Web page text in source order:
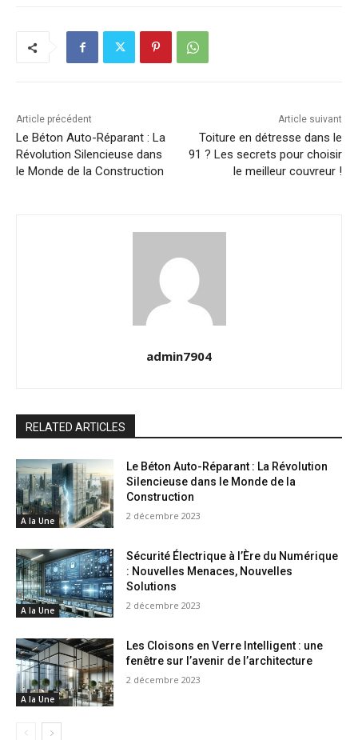
Article précédent
Le Béton Auto-Réparant : La
Révolution Silencieuse dans
le Monde de la Construction
Article suivant
Toiture en détresse dans le
91 ? Les secrets pour choisir
le meilleur couvreur !
admin7904
RELATED ARTICLES
A la Une
Le Béton Auto-Réparant : La Révolution
Silencieuse dans le Monde de la
Construction
2 décembre 2023
A la Une
Sécurité Électrique à l’Ère du Numérique
: Nouvelles Menaces, Nouvelles
Solutions
2 décembre 2023
A la Une
Les Cloisons en Verre Intelligent : une
fenêtre sur l’avenir de l’architecture
2 décembre 2023